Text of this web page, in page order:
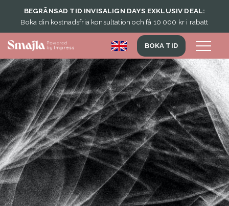
BEGRÄNSAD TID INVISALIGN DAYS EXKLUSIV DEAL:
Boka din kostnadsfria konsultation och få 10 000 kr i rabatt
BOKA TID